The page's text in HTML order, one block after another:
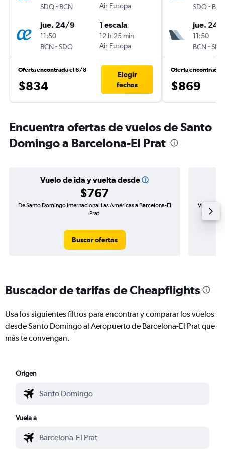
SDQ- BCN
Air Europa
jue. 24/9
11:50
BCN-SDQ
1 escala
12 h 25 min
Air Europa
Oferta encontrada el 6/8
$834
Elegir
fechas
SDQ- BCN
jue. 24/
11:50
BCN-SDQ
Oferta encontrada
$869
Encuentra ofertas de vuelos de Santo
Domingo a Barcelona-El Prat
Vuelo de ida y vuelta desde
$767
De Santo Domingo Internacional Las Américas a Barcelona-El
Prat
Buscar ofertas
Vuelo de
Buscador de tarifas de Cheapflights
Usa los siguientes filtros para encontrar y comparar los vuelos
desde Santo Domingo al Aeropuerto de Barcelona-El Prat que
más te convengan.
Origen
Vuela a